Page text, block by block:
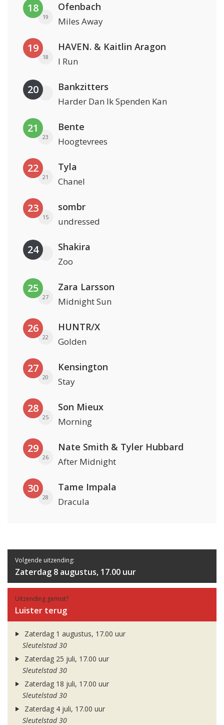
18
19
Ofenbach
Miles Away
19
18
HAVEN. & Kaitlin Aragon
I Run
20 Bankzitters
Harder Dan Ik Spenden Kan
21
23
Bente
Hoogtevrees
22
21
Tyla
Chanel
23
15
sombr
undressed
24 Shakira
Zoo
25
27
Zara Larsson
Midnight Sun
26
22
HUNTR/X
Golden
27
20
Kensington
Stay
28
25
Son Mieux
Morning
29
26
Nate Smith & Tyler Hubbard
After Midnight
30
28
Tame Impala
Dracula
Volgende uitzending:
Zaterdag 8 augustus, 17.00 uur
Uitzending gemist?
Luister terug
Zaterdag 1 augustus, 17.00 uur
Sleutelstad 30
Zaterdag 25 juli, 17.00 uur
Sleutelstad 30
Zaterdag 18 juli, 17.00 uur
Sleutelstad 30
Zaterdag 4 juli, 17.00 uur
Sleutelstad 30